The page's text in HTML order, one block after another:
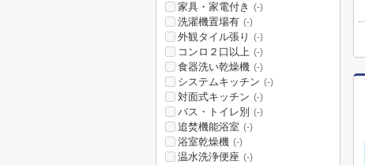
家具・家電付き (-)
洗濯機置場有 (-)
外観タイル張り (-)
コンロ２口以上 (-)
食器洗い乾燥機 (-)
システムキッチン (-)
対面式キッチン (-)
バス・トイレ別 (-)
追焚機能浴室 (-)
浴室乾燥機 (-)
温水洗浄便座 (-)